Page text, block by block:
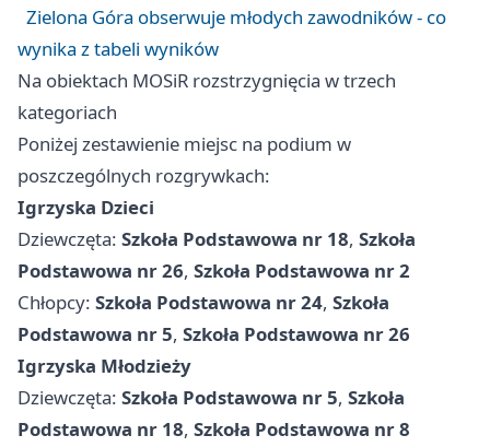
Zielona Góra obserwuje młodych zawodników - co
wynika z tabeli wyników
Na obiektach MOSiR rozstrzygnięcia w trzech
kategoriach
Poniżej zestawienie miejsc na podium w
poszczególnych rozgrywkach:
Igrzyska Dzieci
Dziewczęta: Szkoła Podstawowa nr 18, Szkoła
Podstawowa nr 26, Szkoła Podstawowa nr 2
Chłopcy: Szkoła Podstawowa nr 24, Szkoła
Podstawowa nr 5, Szkoła Podstawowa nr 26
Igrzyska Młodzieży
Dziewczęta: Szkoła Podstawowa nr 5, Szkoła
Podstawowa nr 18, Szkoła Podstawowa nr 8